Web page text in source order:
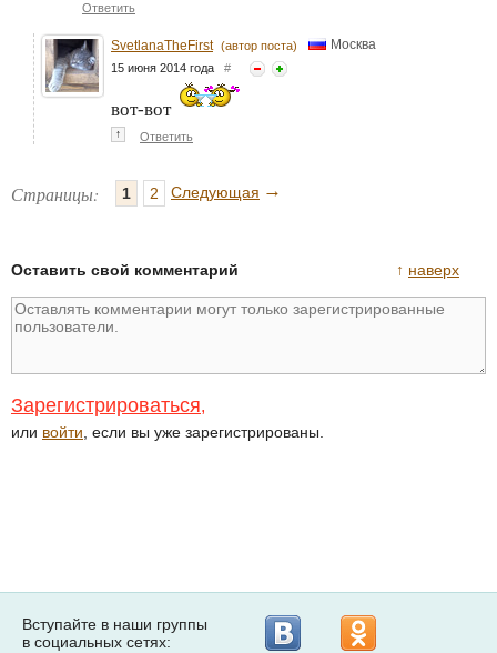
Ответить
SvetlanaTheFirst (автор поста) Москва
15 июня 2014 года #
вот-вот
↑ Ответить
Страницы: 1 2 Следующая →
↑ наверх
Оставить свой комментарий
Зарегистрироваться,
или войти, если вы уже зарегистрированы.
Вступайте в наши группы
в социальных сетях: